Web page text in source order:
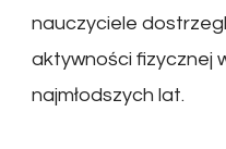
nauczyciele
aktywności fizycznej
najmłodszych lat.